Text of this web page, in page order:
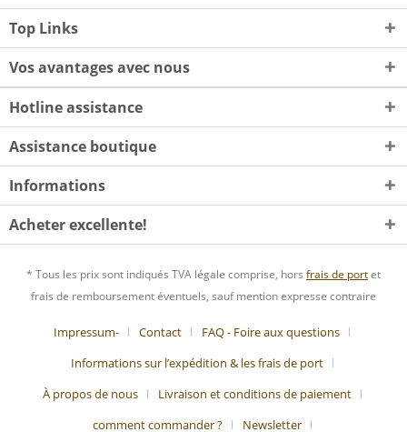
Top Links
Vos avantages avec nous
Hotline assistance
Assistance boutique
Informations
Acheter excellente!
* Tous les prix sont indiqués TVA légale comprise, hors frais de portet
frais de remboursement éventuels, sauf mention expresse contraire
Impressum- Contact
FAQ - Foire aux questions
Informations sur l’expédition & les frais de port
À propos de nous
Livraison et conditions de paiement
comment commander ?
Newsletter